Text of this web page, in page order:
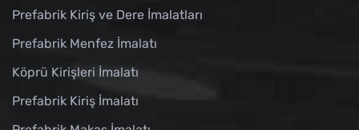
Prefabrik Kiriş ve Dere İmalatları
Prefabrik Menfez İmalatı
Köprü Kirişleri İmalatı
Prefabrik Kiriş İmalatı